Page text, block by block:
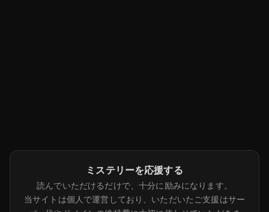
ミステリーを応援する
読んでいただけるだけで、十分に励みになります。
当サイトは個人で運営しており、いただいたご支援はサー